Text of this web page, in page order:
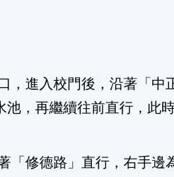
，進入校門後，沿著「中
，再繼續往前直行，此
「修德路」直行，右手邊